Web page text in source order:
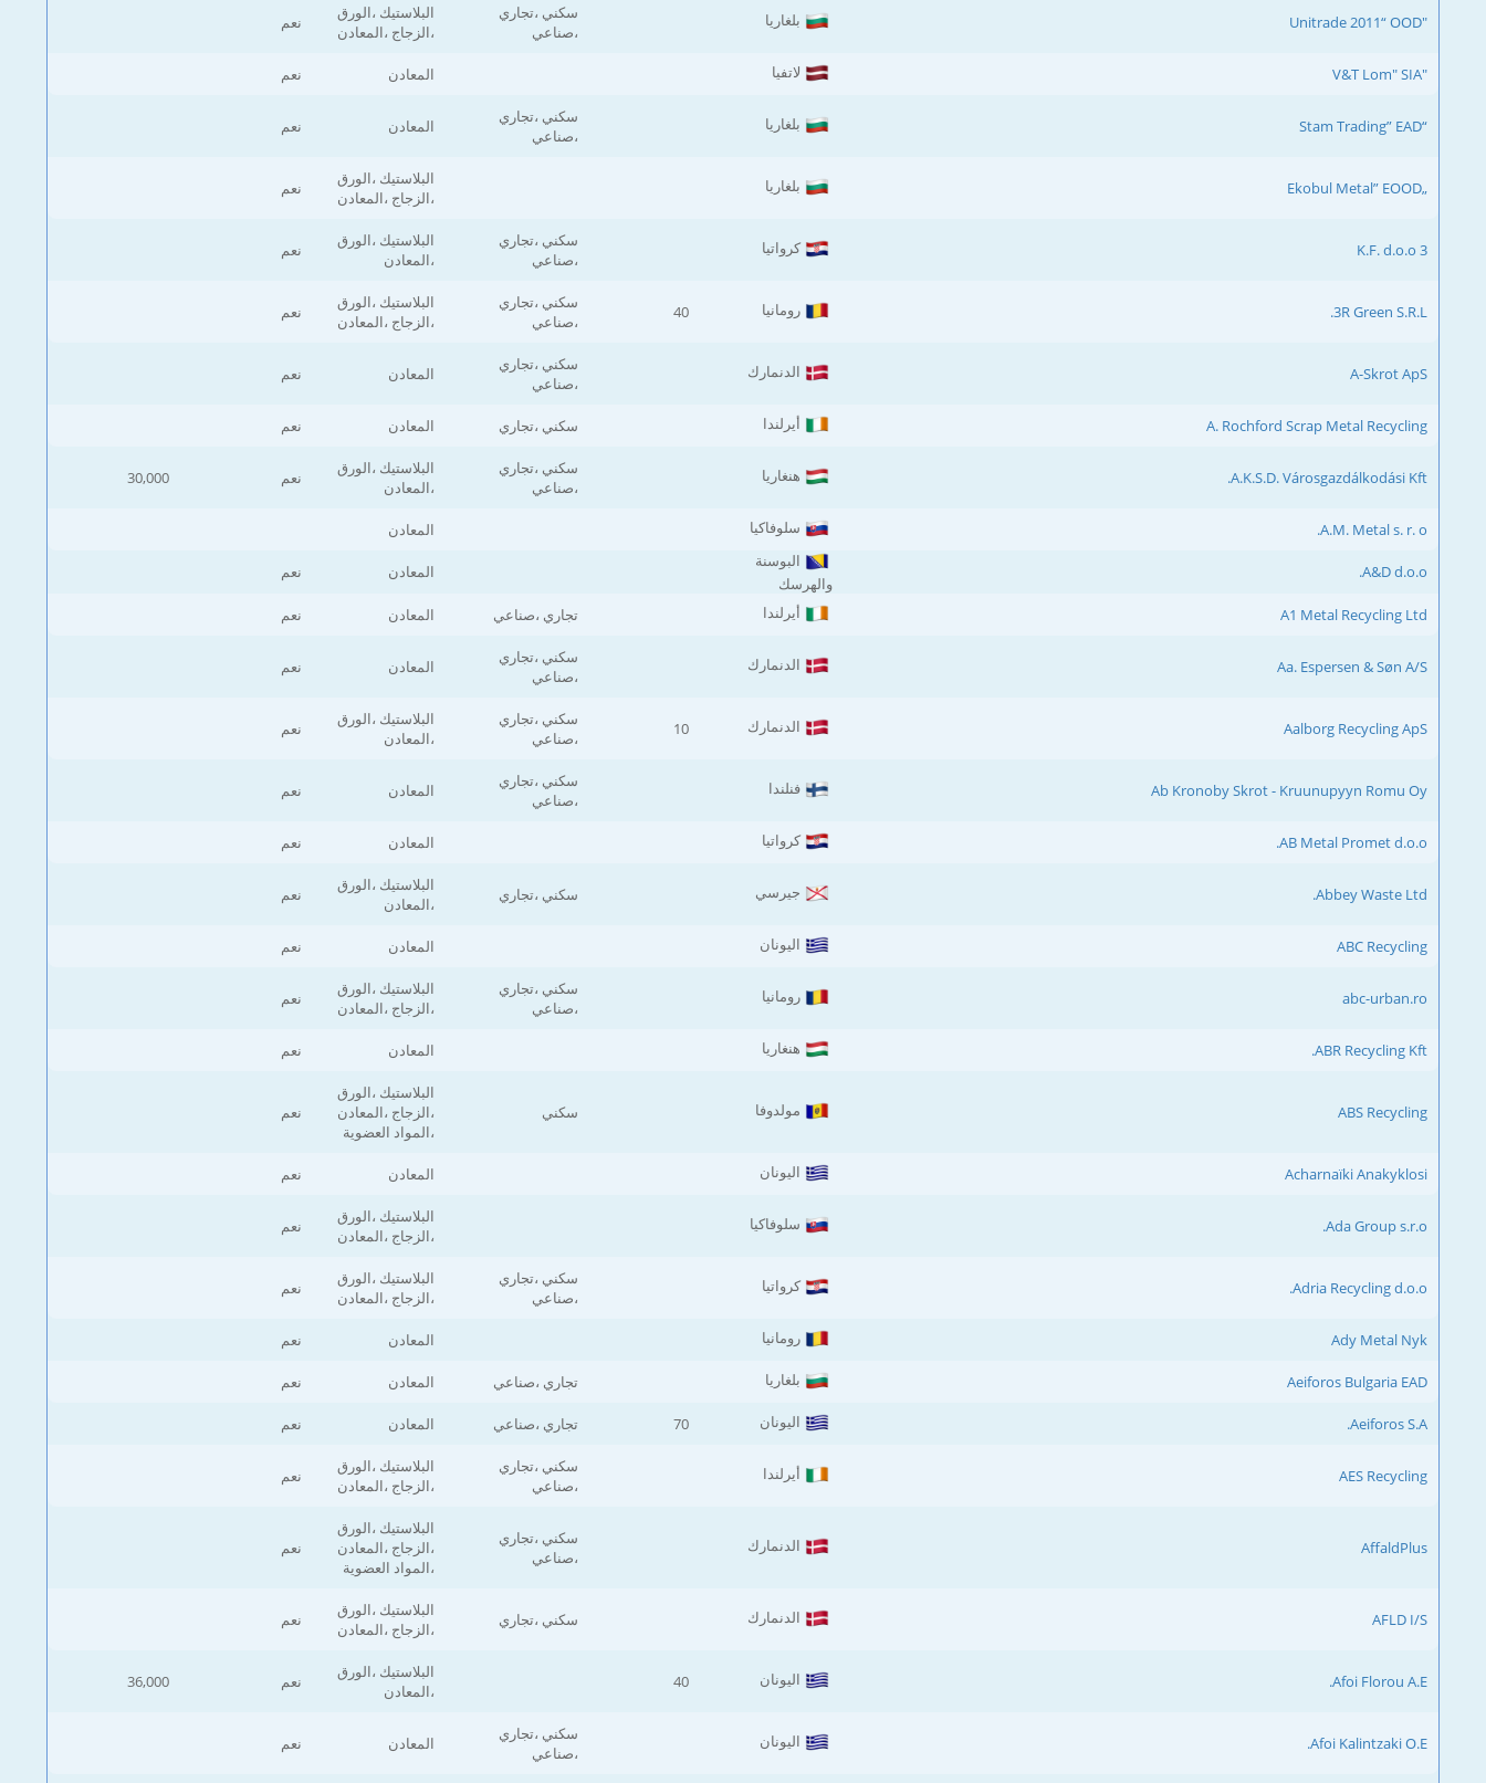
"Unitrade 2011“ OOD بلغاريا
سكني ،تجاري
،صناعي
البلاستيك ،الورق
،الزجاج ،المعادن
نعم
"V&T Lom" SIA لاتفيا المعادن نعم
“Stam Trading” EAD بلغاريا
سكني ،تجاري
،صناعي
المعادن نعم
„Ekobul Metal” EOOD بلغاريا
البلاستيك ،الورق
،الزجاج ،المعادن
نعم
3 K.F. d.o.o كرواتيا
سكني ،تجاري
،صناعي
البلاستيك ،الورق
،المعادن
نعم
3R Green S.R.L. رومانيا 40
سكني ،تجاري
،صناعي
البلاستيك ،الورق
،الزجاج ،المعادن
نعم
A-Skrot ApS الدنمارك
سكني ،تجاري
،صناعي
المعادن نعم
A. Rochford Scrap Metal Recycling أيرلندا سكني ،تجاري المعادن نعم
A.K.S.D. Városgazdálkodási Kft. هنغاريا
سكني ،تجاري
،صناعي
البلاستيك ،الورق
،المعادن
نعم 30,000
A.M. Metal s. r. o. سلوفاكيا المعادن
A&D d.o.o.
البوسنة
والهرسك
المعادن نعم
A1 Metal Recycling Ltd أيرلندا تجاري ،صناعي المعادن نعم
Aa. Espersen & Søn A/S الدنمارك
سكني ،تجاري
،صناعي
المعادن نعم
Aalborg Recycling ApS الدنمارك 10
سكني ،تجاري
،صناعي
البلاستيك ،الورق
،المعادن
نعم
Ab Kronoby Skrot - Kruunupyyn Romu Oy فنلندا
سكني ،تجاري
،صناعي
المعادن نعم
AB Metal Promet d.o.o. كرواتيا المعادن نعم
Abbey Waste Ltd. جيرسي سكني ،تجاري
البلاستيك ،الورق
،المعادن
نعم
ABC Recycling اليونان المعادن نعم
abc-urban.ro رومانيا
سكني ،تجاري
،صناعي
البلاستيك ،الورق
،الزجاج ،المعادن
نعم
ABR Recycling Kft. هنغاريا المعادن نعم
ABS Recycling مولدوفا سكني
البلاستيك ،الورق
،الزجاج ،المعادن
،المواد العضوية
نعم
Acharnaïki Anakyklosi اليونان المعادن نعم
Ada Group s.r.o. سلوفاكيا
البلاستيك ،الورق
،الزجاج ،المعادن
نعم
Adria Recycling d.o.o. كرواتيا
سكني ،تجاري
،صناعي
البلاستيك ،الورق
،الزجاج ،المعادن
نعم
Ady Metal Nyk رومانيا المعادن نعم
Aeiforos Bulgaria EAD بلغاريا تجاري ،صناعي المعادن نعم
Aeiforos S.A. اليونان 70 تجاري ،صناعي المعادن نعم
AES Recycling أيرلندا
سكني ،تجاري
،صناعي
البلاستيك ،الورق
،الزجاج ،المعادن
نعم
AffaldPlus الدنمارك
سكني ،تجاري
،صناعي
البلاستيك ،الورق
،الزجاج ،المعادن
،المواد العضوية
نعم
AFLD I/S الدنمارك سكني ،تجاري
البلاستيك ،الورق
،الزجاج ،المعادن
نعم
Afoi Florou A.E. اليونان 40
البلاستيك ،الورق
،المعادن
نعم 36,000
Afoi Kalintzaki O.E. اليونان
سكني ،تجاري
،صناعي
المعادن نعم